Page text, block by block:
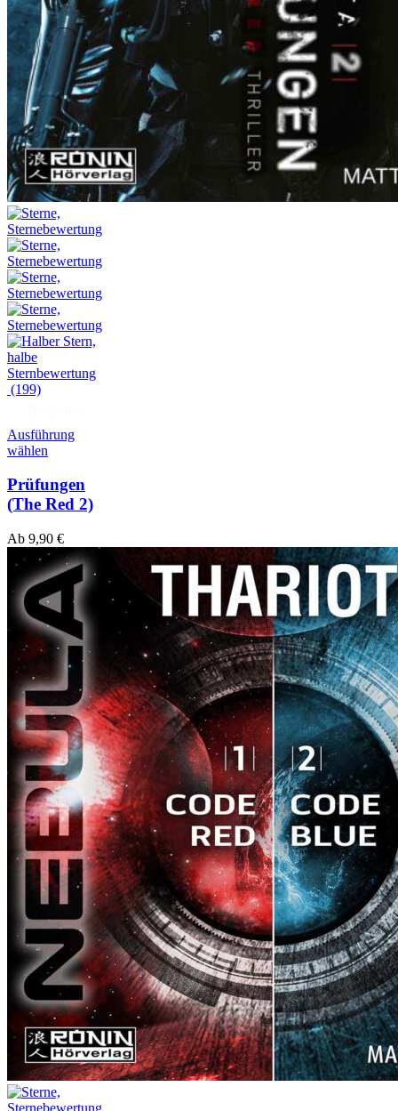
(199)
Ausführung
wählen
Prüfungen
(The Red 2)
Ab 9,90 €